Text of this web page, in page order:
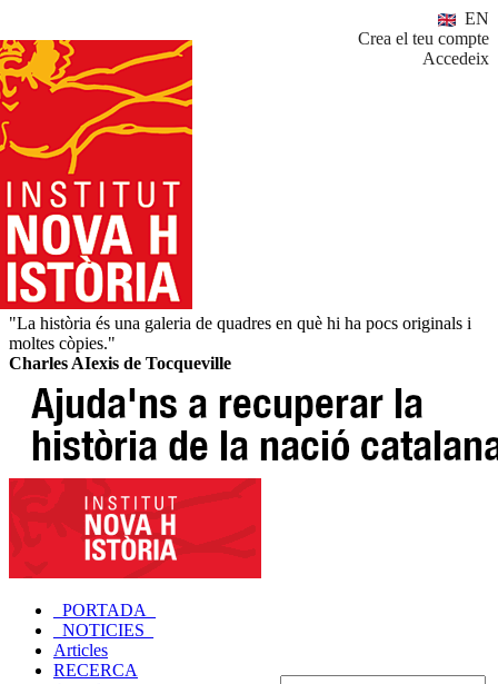
EN
Crea el teu compte
Accedeix
"La història és una galeria de quadres en què hi ha pocs originals i
moltes còpies."
Charles AIexis de Tocqueville
_PORTADA_
_NOTICIES_
Articles
RECERCA